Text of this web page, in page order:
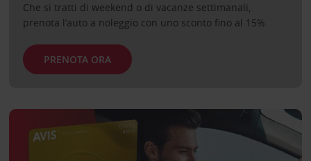
Che si tratti di weekend o di vacanze settimanali,
prenota l’auto a noleggio con uno sconto fino al 15%.
PRENOTA ORA